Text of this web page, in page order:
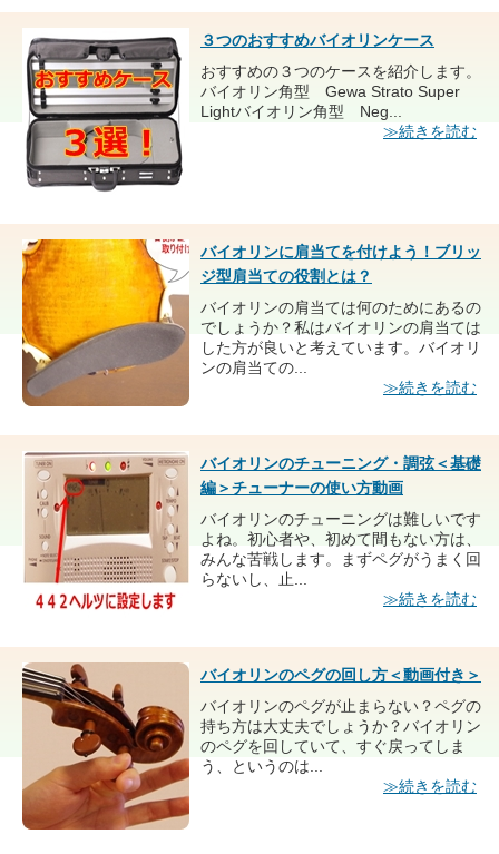
３つのおすすめバイオリンケース
おすすめの３つのケースを紹介します。
バイオリン角型 Gewa Strato Super
Lightバイオリン角型 Neg...
≫続きを読む
バイオリンに肩当てを付けよう！ブリッ
ジ型肩当ての役割とは？
バイオリンの肩当ては何のためにあるの
でしょうか？私はバイオリンの肩当ては
した方が良いと考えています。バイオリ
ンの肩当ての...
≫続きを読む
バイオリンのチューニング・調弦＜基礎
編＞チューナーの使い方動画
バイオリンのチューニングは難しいです
よね。初心者や、初めて間もない方は、
みんな苦戦します。まずペグがうまく回
らないし、止...
≫続きを読む
バイオリンのペグの回し方＜動画付き＞
バイオリンのペグが止まらない？ペグの
持ち方は大丈夫でしょうか？バイオリン
のペグを回していて、すぐ戻ってしま
う、というのは...
≫続きを読む